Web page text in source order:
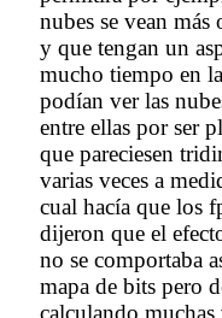
nubes se vean más
y que tengan un
mucho tiempo en
podían ver las
entre ellas por ser
que pareciesen
varias veces a
cual hacía que los
dijeron que el
no se comportaba
mapa de bits pero
calculando muchas